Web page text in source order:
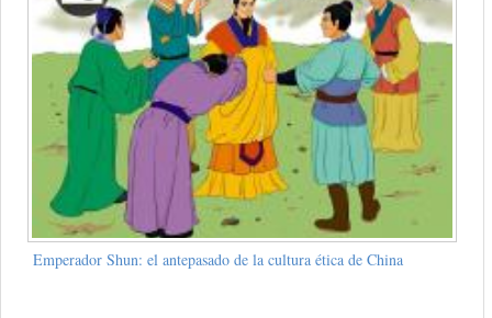
Emperador Shun: el antepasado de la cultura ética de China